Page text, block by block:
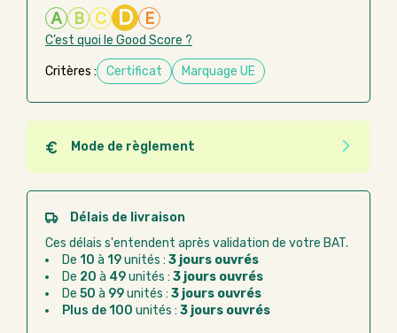
A B C D E
C’est quoi le Good Score ?
Critères : Certificat Marquage UE
Mode de règlement
Quel que soit le mode de règlement, vous pouvez
passer commande en ligne sur Good Act.
Paiement CB :paiement sécurisé par carte
Virement bancaire :règlement sur facture
après la commande
Chorus Pro :règlement par mandat
administratif après la commande
Délais de livraison
Ces délais s'entendent après validation de votre BAT.
De 10 à 19unités : 3 jours ouvrés
De 20 à 49unités : 3 jours ouvrés
De 50 à 99unités : 3 jours ouvrés
Plus de 100 unités : 3 jours ouvrés